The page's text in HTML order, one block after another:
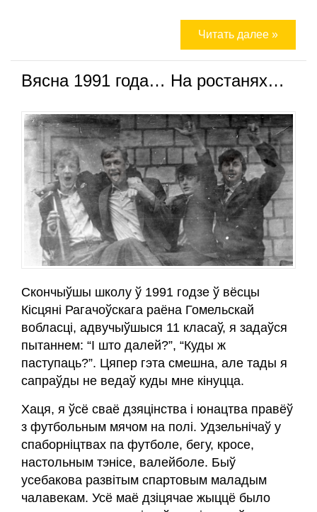
Читать далее »
Вясна 1991 года… На ростанях…
Скончыўшы школу ў 1991 годзе ў вёсцы
Кісцяні Рагачоўскага раёна Гомельскай
вобласці, адвучыўшыся 11 класаў, я задаўся
пытаннем: “І што далей?”, “Куды ж
паступаць?”. Цяпер гэта смешна, але тады я
сапраўды не ведаў куды мне кінуцца.
Хаця, я ўсё сваё дзяцінства і юнацтва правёў
з футбольным мячом на полі. Удзельнічаў у
спаборніцтвах па футболе, бегу, кросе,
настольным тэнісе, валейболе. Быў
усебакова развітым спартовым маладым
чалавекам. Усё маё дзіцячае жыццё было